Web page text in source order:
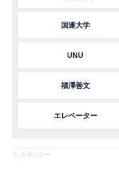
国連大学
UNU
福澤善文
エレベーター
※ スポンサー